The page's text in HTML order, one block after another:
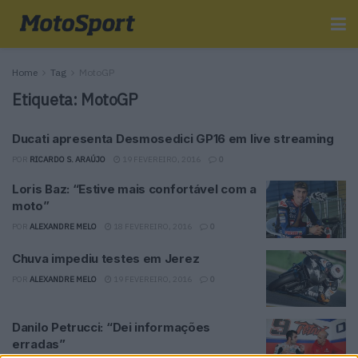
Home Tag MotoGP
Etiqueta: MotoGP
Ducati apresenta Desmosedici GP16 em live streaming
RICARDO S. ARAÚJO 0
Loris Baz: “Estive mais confortável com a
moto”
ALEXANDRE MELO 0
Chuva impediu testes em Jerez
ALEXANDRE MELO 0
Danilo Petrucci: “Dei informações
erradas”